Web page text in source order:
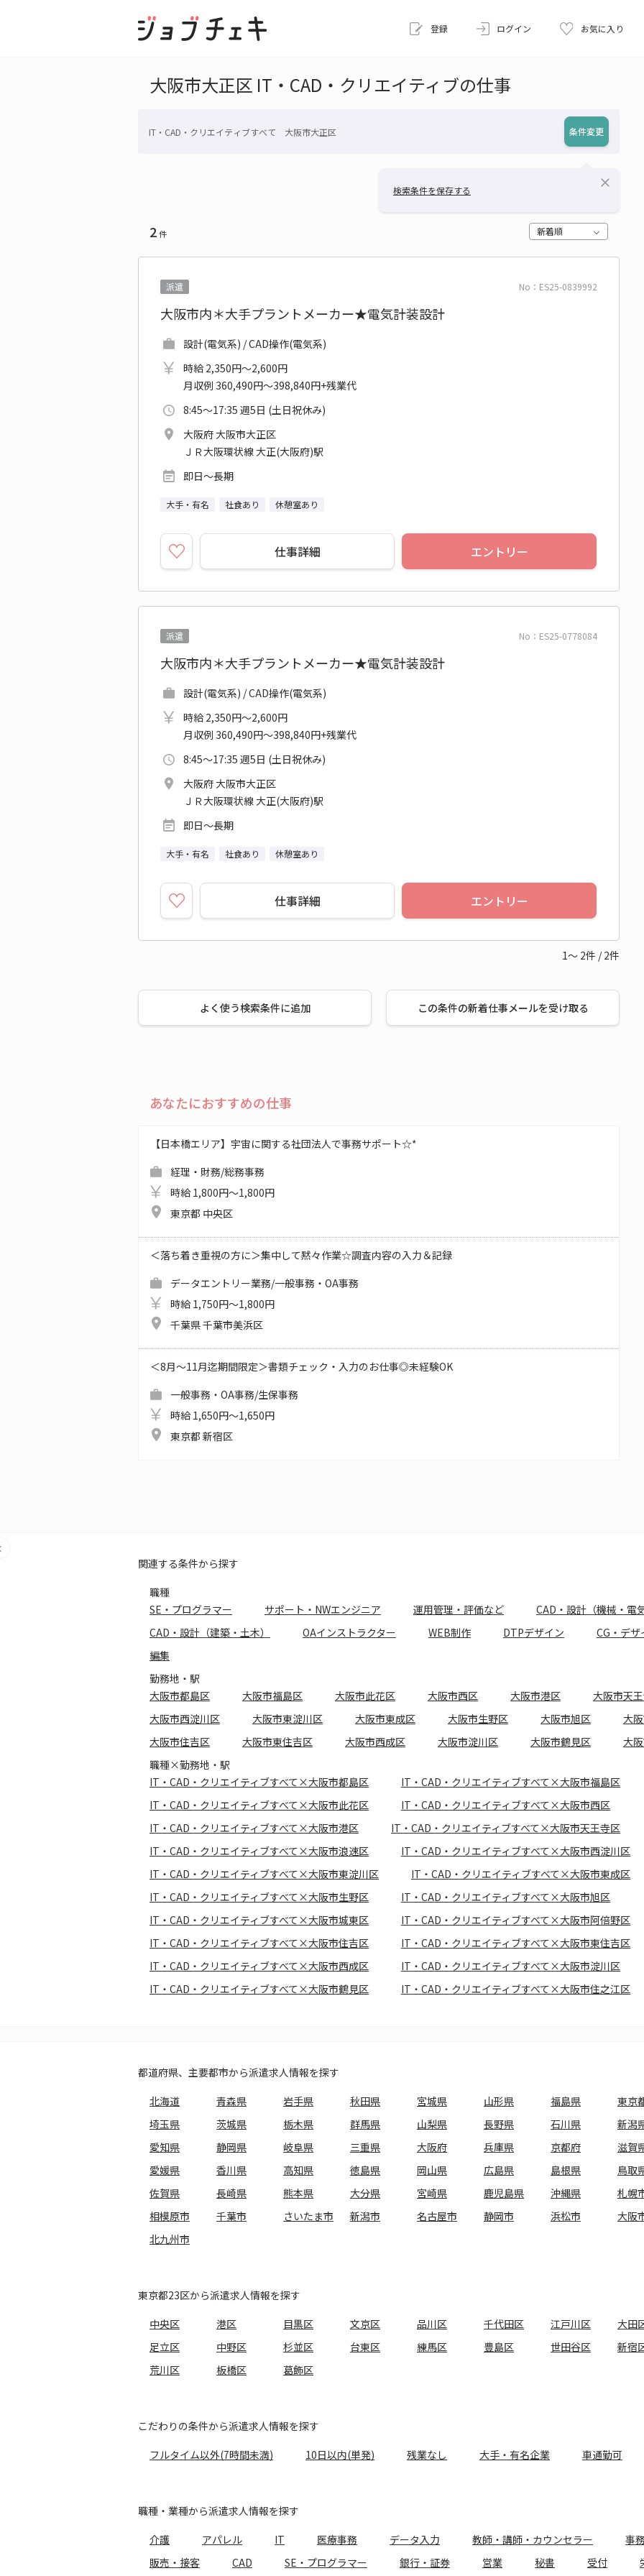
登録 ログイン お気に入り
大阪市大正区 IT・CAD・クリエイティブの仕事
IT・CAD・クリエイティブすべて 大阪市大正区 条件変更
検索条件を保存する
close
2件 新着順
No：ES25-0839992
派遣
大阪市内＊大手プラントメーカー★電気計装設計
設計(電気系) / CAD操作(電気系)
時給 2,350円～2,600円
月収例 360,490円～398,840円+残業代
8:45～17:35 週5日 (土日祝休み)
大阪府 大阪市大正区
ＪＲ大阪環状線 大正(大阪府)駅
即日～長期
大手・有名 社食あり 休憩室あり
仕事詳細 エントリー
No：ES25-0778084
派遣
大阪市内＊大手プラントメーカー★電気計装設計
設計(電気系) / CAD操作(電気系)
時給 2,350円～2,600円
月収例 360,490円～398,840円+残業代
8:45～17:35 週5日 (土日祝休み)
大阪府 大阪市大正区
ＪＲ大阪環状線 大正(大阪府)駅
即日～長期
大手・有名 社食あり 休憩室あり
仕事詳細 エントリー
1～ 2件 / 2件
よく使う検索条件に追加 この条件の新着仕事メールを受け取る
あなたにおすすめの仕事
【日本橋エリア】宇宙に関する社団法人で事務サポート☆*
経理・財務/総務事務
時給 1,800円～1,800円
東京都 中央区
＜落ち着き重視の方に＞集中して黙々作業☆調査内容の入力＆記録
データエントリー業務/一般事務・OA事務
時給 1,750円～1,800円
千葉県 千葉市美浜区
＜8月～11月迄期間限定＞書類チェック・入力のお仕事◎未経験OK
一般事務・OA事務/生保事務
時給 1,650円～1,650円
東京都 新宿区
関連する条件から探す
職種
SE・プログラマー
サポート・NWエンジニア 運用管理・評価など
CAD・設計（機械・電
CAD・設計（建築・土木）
OAインストラクター WEB制作 DTPデザイン
CG・デザ
編集
勤務地・駅
大阪市都島区
大阪市福島区 大阪市此花区 大阪市西区 大阪市港区
大阪市天
大阪市西淀川区
大阪市東淀川区 大阪市東成区 大阪市生野区 大阪市旭区
大
大阪市住吉区
大阪市東住吉区 大阪市西成区 大阪市淀川区 大阪市鶴見区
大
職種×勤務地・駅
IT・CAD・クリエイティブすべて×大阪市都島区
IT・CAD・クリエイティブすべて×大阪市福島区
IT・CAD・クリエイティブすべて×大阪市此花区
IT・CAD・クリエイティブすべて×大阪市西区
IT・CAD・クリエイティブすべて×大阪市港区
IT・CAD・クリエイティブすべて×大阪市天王寺区
IT・CAD・クリエイティブすべて×大阪市浪速区
IT・CAD・クリエイティブすべて×大阪市西淀川区
IT・CAD・クリエイティブすべて×大阪市東淀川区
IT・CAD・クリエイティブすべて×大阪市東成区
IT・CAD・クリエイティブすべて×大阪市生野区
IT・CAD・クリエイティブすべて×大阪市旭区
IT・CAD・クリエイティブすべて×大阪市城東区
IT・CAD・クリエイティブすべて×大阪市阿倍野区
IT・CAD・クリエイティブすべて×大阪市住吉区
IT・CAD・クリエイティブすべて×大阪市東住吉区
IT・CAD・クリエイティブすべて×大阪市西成区
IT・CAD・クリエイティブすべて×大阪市淀川区
IT・CAD・クリエイティブすべて×大阪市鶴見区
IT・CAD・クリエイティブすべて×大阪市住之江区
都道府県、主要都市から派遣求人情報を探す
北海道
青森県 岩手県 秋田県 宮城県 山形県 福島県
東京
埼玉県
茨城県 栃木県 群馬県 山梨県 長野県 石川県
新潟
愛知県
静岡県 岐阜県 三重県 大阪府 兵庫県 京都府
滋賀
愛媛県
香川県 高知県 徳島県 岡山県 広島県 島根県
鳥取
佐賀県
長崎県 熊本県 大分県 宮崎県 鹿児島県 沖縄県
札幌
相模原市
千葉市 さいたま市 新潟市 名古屋市 静岡市 浜松市
大阪
北九州市
東京都23区から派遣求人情報を探す
中央区
港区 目黒区 文京区 品川区 千代田区 江戸川区
大田
足立区
中野区 杉並区 台東区 練馬区 豊島区 世田谷区
新宿
荒川区
板橋区 葛飾区
こだわりの条件から派遣求人情報を探す
フルタイム以外(7時間未満)
10日以内(単発) 残業なし 大手・有名企業 車通勤可
職種・業種から派遣求人情報を探す
介護
アパレル IT 医療事務 データ入力 教師・講師・カウンセラー
事
販売・接客
CAD SE・プログラマー 銀行・証券 営業 秘書 受付